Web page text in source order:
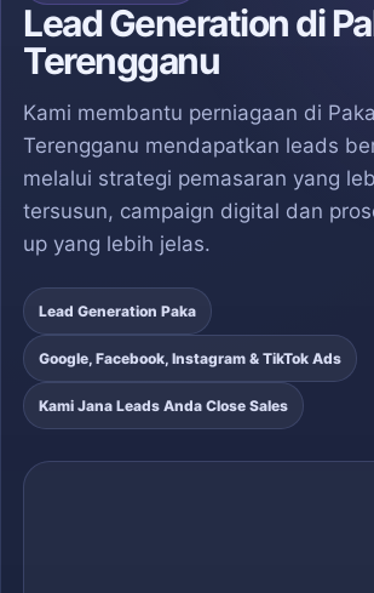
Lead Generation di
Terengganu
Kami membantu perniagaan di
Terengganu mendapatkan leads
melalui strategi pemasaran yang
tersusun, campaign digital dan
up yang lebih jelas.
Lead Generation Paka
Google, Facebook, Instagram & TikTok Ads
Kami Jana Leads Anda Close Sales